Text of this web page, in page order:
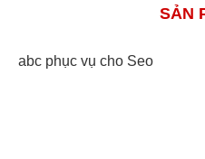
SẢN
abc phục vụ cho Seo